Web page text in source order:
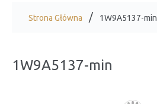
Strona Główna 1W9A5137-min
1W9A5137-min